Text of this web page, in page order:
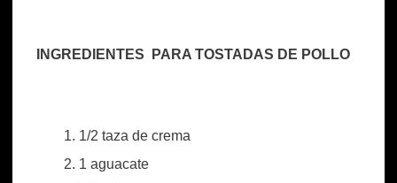
INGREDIENTES PARA TOSTADAS DE POLLO
1/2 taza de crema
1 aguacate